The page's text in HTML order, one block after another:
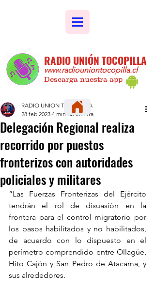
RADIO UNIÓN TOCOPILLA
www.radiouniontocopilla.cl
Descarga nuestra app
Delegación Regional realiza
recorrido por puestos
fronterizos con autoridades
policiales y militares
RADIO UNION TOCOPILLA
28 feb 2023 4 min de lectura
“Las Fuerzas Fronterizas del Ejército
tendrán el rol de disuasión en la
frontera para el control migratorio por
los pasos habilitados y no habilitados,
de acuerdo con lo dispuesto en el
perímetro comprendido entre Ollagüe,
Hito Cajón y San Pedro de Atacama, y
sus alrededores.